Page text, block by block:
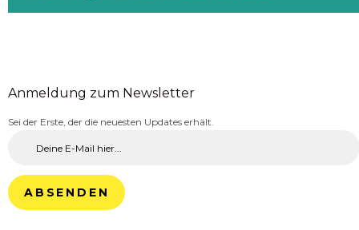
Anmeldung zum Newsletter
Sei der Erste, der die neuesten Updates erhält.
ABSENDEN